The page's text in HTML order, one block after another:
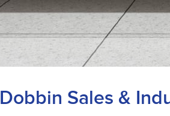
Dobbin Sales &